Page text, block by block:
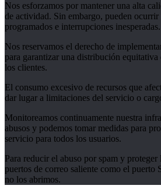
Nos esforzamos por mantener una alta
de actividad. Sin embargo, pueden
programados e interrupciones inesperadas.
Nos reservamos el derecho de
para garantizar una distribución equitativa
los clientes.
El consumo excesivo de recursos que
dar lugar a limitaciones del servicio o
Monitoreamos continuamente nuestra
abusos y podemos tomar medidas para
servicio para todos los usuarios.
Para reducir el abuso por spam y
puertos de correo saliente como el puerto
no los abrimos.